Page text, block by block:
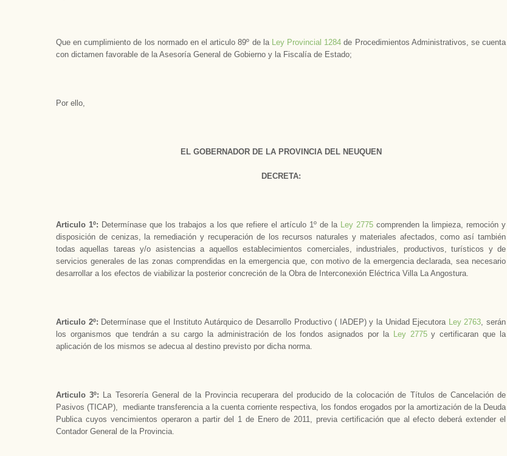
Que en cumplimiento de los normado en el articulo 89º de la Ley Provincial 1284 de Procedimientos Administrativos, se cuenta
con dictamen favorable de la Asesoría General de Gobierno y la Fiscalía de Estado;
Por ello,
EL GOBERNADOR DE LA PROVINCIA DEL NEUQUEN
DECRETA:
Articulo 1º: Determínase que los trabajos a los que refiere el artículo 1º de la Ley 2775 comprenden la limpieza, remoción y
disposición de cenizas, la remediación y recuperación de los recursos naturales y materiales afectados, como así también
todas aquellas tareas y/o asistencias a aquellos establecimientos comerciales, industriales, productivos, turísticos y de
servicios generales de las zonas comprendidas en la emergencia que, con motivo de la emergencia declarada, sea necesario
desarrollar a los efectos de viabilizar la posterior concreción de la Obra de Interconexión Eléctrica Villa La Angostura.
Articulo 2º: Determínase que el Instituto Autárquico de Desarrollo Productivo ( IADEP) y la Unidad Ejecutora Ley 2763, serán
los organismos que tendrán a su cargo la administración de los fondos asignados por la Ley 2775y certificaran que la
aplicación de los mismos se adecua al destino previsto por dicha norma.
Articulo 3º: La Tesorería General de la Provincia recuperara del producido de la colocación de Títulos de Cancelación de
Pasivos (TICAP), mediante transferencia a la cuenta corriente respectiva, los fondos erogados por la amortización de la Deuda
Publica cuyos vencimientos operaron a partir del 1 de Enero de 2011, previa certificación que al efecto deberá extender el
Contador General de la Provincia.